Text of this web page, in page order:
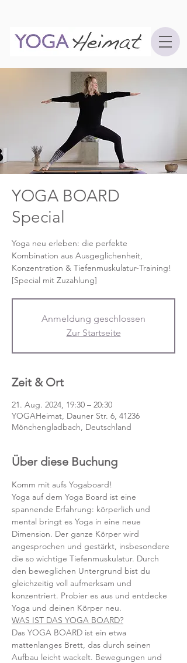
YOGA BOARD
Special
Yoga neu erleben: die perfekte
Kombination aus Ausgeglichenheit,
Konzentration & Tiefenmuskulatur-Training!
[Special mit Zuzahlung]
Anmeldung geschlossen
Zur Startseite
Zeit & Ort
21. Aug. 2024, 19:30 – 20:30
YOGAHeimat, Dauner Str. 6, 41236
Mönchengladbach, Deutschland
Über diese Buchung
Komm mit aufs Yogaboard!
Yoga auf dem Yoga Board ist eine
spannende Erfahrung: körperlich und
mental bringt es Yoga in eine neue
Dimension. Der ganze Körper wird
angesprochen und gestärkt, insbesondere
die so wichtige Tiefenmuskulatur. Durch
den beweglichen Untergrund bist du
gleichzeitig voll aufmerksam und
konzentriert. Probier es aus und entdecke
Yoga und deinen Körper neu.
WAS IST DAS YOGA BOARD?
Das YOGA BOARD ist ein etwa
mattenlanges Brett, das durch seinen
Aufbau leicht wackelt. Bewegungen und